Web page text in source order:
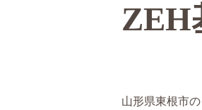
ZEH
山形県東根市